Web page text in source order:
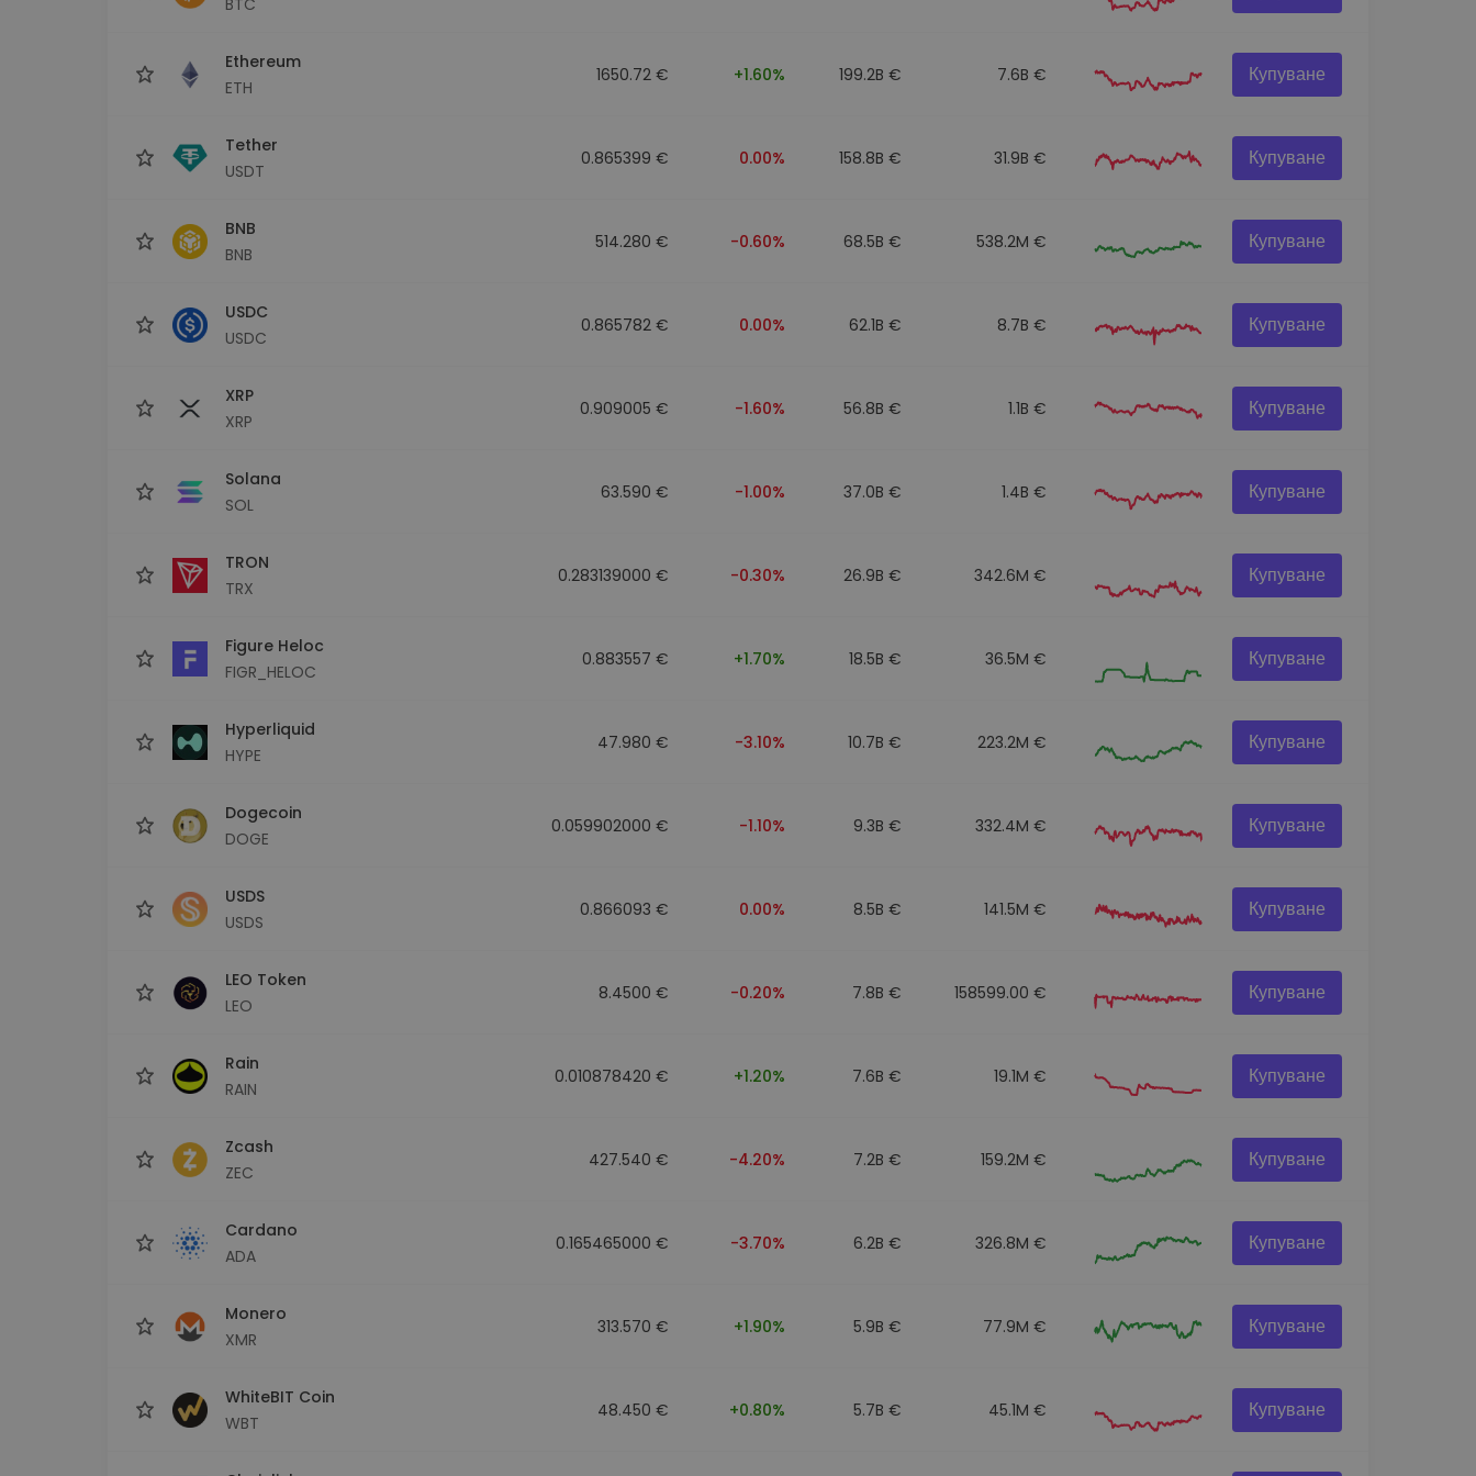
Ethereum
ETH
1650.72 € +1.60% 199.2B € 7.6B € Купуване
Tether
USDT
0.865399 € 0.00% 158.8B € 31.9B € Купуване
BNB
BNB
514.280 € -0.60% 68.5B € 538.2M € Купуване
USDC
USDC
0.865782 € 0.00% 62.1B € 8.7B € Купуване
XRP
XRP
0.909005 € -1.60% 56.8B € 1.1B € Купуване
Solana
SOL
63.590 € -1.00% 37.0B € 1.4B € Купуване
TRON
TRX
0.283139000 € -0.30% 26.9B € 342.6M € Купуване
Figure Heloc
FIGR_HELOC
0.883557 € +1.70% 18.5B € 36.5M € Купуване
Hyperliquid
HYPE
47.980 € -3.10% 10.7B € 223.2M € Купуване
Dogecoin
DOGE
0.059902000 € -1.10% 9.3B € 332.4M € Купуване
USDS
USDS
0.866093 € 0.00% 8.5B € 141.5M € Купуване
LEO Token
LEO
8.4500 € -0.20% 7.8B € 158599.00 € Купуване
Rain
RAIN
0.010878420 € +1.20% 7.6B € 19.1M € Купуване
Zcash
ZEC
427.540 € -4.20% 7.2B € 159.2M € Купуване
Cardano
ADA
0.165465000 € -3.70% 6.2B € 326.8M € Купуване
Monero
XMR
313.570 € +1.90% 5.9B € 77.9M € Купуване
WhiteBIT Coin
WBT
48.450 € +0.80% 5.7B € 45.1M € Купуване